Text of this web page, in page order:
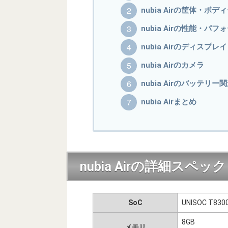
nubia Airの筐体・ボデ
nubia Airの性能・パフ
nubia Airのディスプレイ
nubia Airのカメラ
nubia Airのバッテリー
nubia Airまとめ
nubia Airの詳細スペック
SoC UNISOC
8GB